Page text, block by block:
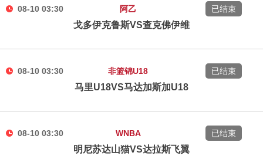
08-10 03:30 阿乙
戈多伊克鲁斯VS查克佛伊维
已结束
08-10 03:30 非篮锦U18
马里U18VS马达加斯加U18
已结束
08-10 03:30 WNBA
明尼苏达山猫VS达拉斯飞翼
已结束